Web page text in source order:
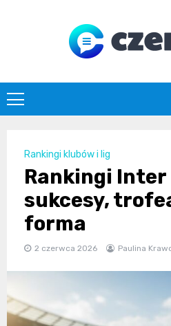
Rankingi klubów i lig
Rankingi Inter
sukcesy,
forma
2 czerwca 2026 Paulina